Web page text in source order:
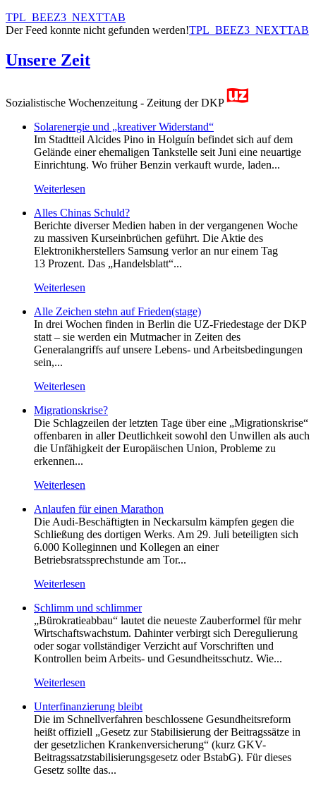
TPL_BEEZ3_NEXTTAB
Der Feed konnte nicht gefunden werden!TPL_BEEZ3_NEXTTAB
Unsere Zeit
Sozialistische Wochenzeitung - Zeitung der DKP
Solarenergie und „kreativer Widerstand“
Im Stadtteil Alcides Pino in Holguín befindet sich auf dem
Gelände einer ehemaligen Tankstelle seit Juni eine neuartige
Einrichtung. Wo früher Benzin verkauft wurde, laden...
Weiterlesen
Alles Chinas Schuld?
Berichte diverser Medien haben in der vergangenen Woche
zu massiven Kurseinbrüchen geführt. Die Aktie des
Elektronikherstellers Samsung verlor an nur einem Tag
13 Prozent. Das „Handelsblatt“...
Weiterlesen
Alle Zeichen stehn auf Frieden(stage)
In drei Wochen finden in Berlin die UZ-Friedestage der DKP
statt – sie werden ein Mutmacher in Zeiten des
Generalangriffs auf unsere Lebens- und Arbeitsbedingungen
sein,...
Weiterlesen
Migrationskrise?
Die Schlagzeilen der letzten Tage über eine „Migrationskrise“
offenbaren in aller Deutlichkeit sowohl den Unwillen als auch
die Unfähigkeit der Europäischen Union, Probleme zu
erkennen...
Weiterlesen
Anlaufen für einen Marathon
Die Audi-Beschäftigten in Neckarsulm kämpfen gegen die
Schließung des dortigen Werks. Am 29. Juli beteiligten sich
6.000 Kolleginnen und Kollegen an einer
Betriebsratssprechstunde am Tor...
Weiterlesen
Schlimm und schlimmer
„Bürokratieabbau“ lautet die neueste Zauberformel für mehr
Wirtschaftswachstum. Dahinter verbirgt sich Deregulierung
oder sogar vollständiger Verzicht auf Vorschriften und
Kontrollen beim Arbeits- und Gesundheitsschutz. Wie...
Weiterlesen
Unterfinanzierung bleibt
Die im Schnellverfahren beschlossene Gesundheitsreform
heißt offiziell „Gesetz zur Stabilisierung der Beitragssätze in
der gesetzlichen Krankenversicherung“ (kurz GKV-
Beitragssatzstabilisierungsgesetz oder BstabG). Für dieses
Gesetz sollte das...